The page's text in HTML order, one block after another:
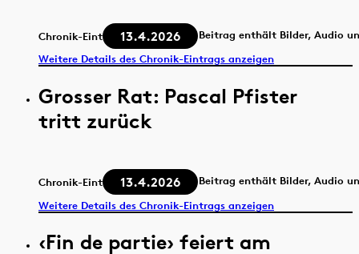
Chronik-Eintrag 13.4.2026
Beitrag enthält Bilder, Audio
Weitere Details des Chronik-Eintrags anzeigen
Grosser Rat: Pascal Pfister
tritt zurück
Chronik-Eintrag 13.4.2026
Beitrag enthält Bilder, Audio
Weitere Details des Chronik-Eintrags anzeigen
‹Fin de partie› feiert am